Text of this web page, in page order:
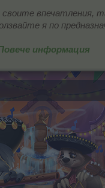
впечатления,
я по
информация